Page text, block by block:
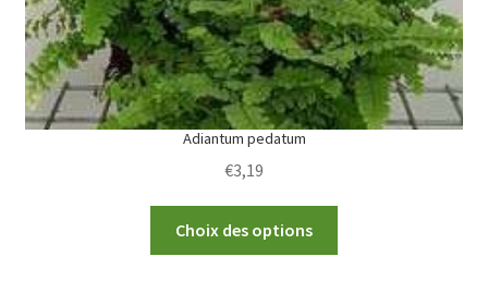
product
page
Adiantum pedatum
€3,19
Choix des options